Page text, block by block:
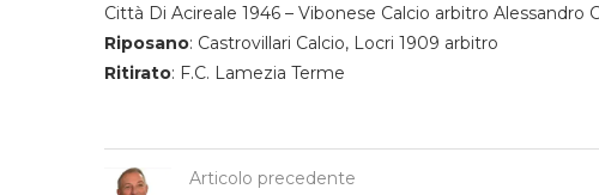
Città Di Acireale 1946 – Vibonese Calcio arbitro Alessandro
Riposano: Castrovillari Calcio, Locri 1909 arbitro
Ritirato: F.C. Lamezia Terme
Articolo precedente